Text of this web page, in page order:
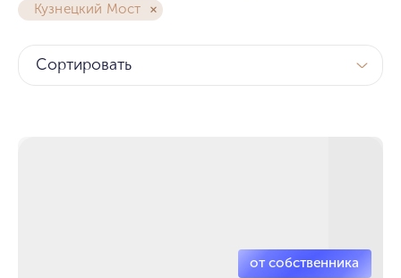
Кузнецкий Мост
Сортировать